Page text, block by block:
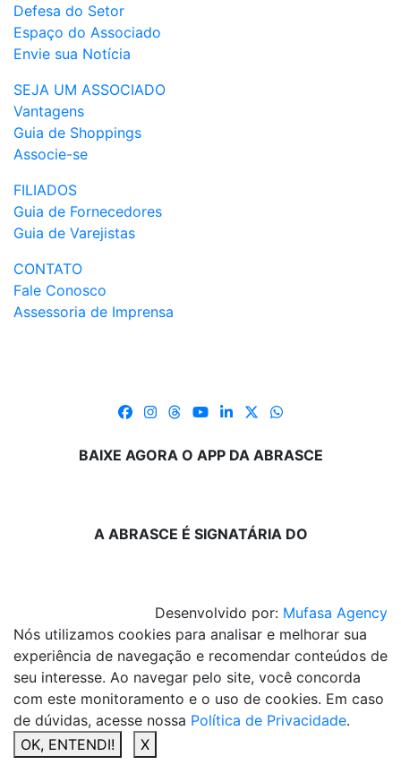
Defesa do Setor
Espaço do Associado
Envie sua Notícia
SEJA UM ASSOCIADO
Vantagens
Guia de Shoppings
Associe-se
FILIADOS
Guia de Fornecedores
Guia de Varejistas
CONTATO
Fale Conosco
Assessoria de Imprensa
BAIXE AGORA O APP DA ABRASCE
A ABRASCE É SIGNATÁRIA DO
Desenvolvido por: Mufasa Agency
Nós utilizamos cookies para analisar e melhorar sua
experiência de navegação e recomendar conteúdos de
seu interesse. Ao navegar pelo site, você concorda
com este monitoramento e o uso de cookies. Em caso
de dúvidas, acesse nossa Política de Privacidade.
OK, ENTENDI!
X